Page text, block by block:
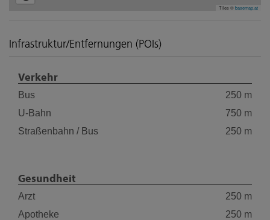
Tiles ©basemap.at
Infrastruktur/Entfernungen (POIs)
Verkehr
Bus
250 m
U-Bahn
750 m
Straßenbahn / Bus
250 m
Gesundheit
Arzt
250 m
Apotheke
250 m